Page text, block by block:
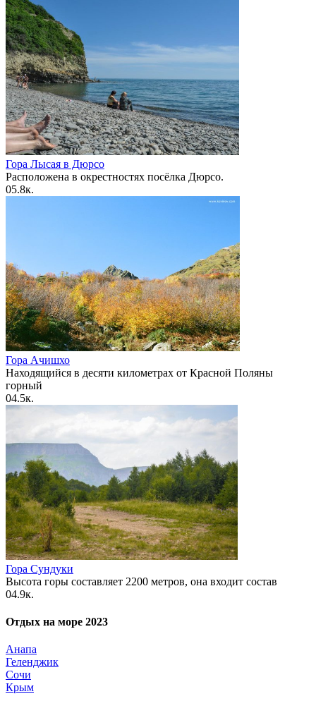
Гора Лысая в Дюрсо
Расположена в окрестностях посёлка Дюрсо.
05.8к.
Гора Ачишхо
Находящийся в десяти километрах от Красной Поляны
горный
04.5к.
Гора Сундуки
Высота горы составляет 2200 метров, она входит состав
04.9к.
Отдых на море 2023
Анапа
Геленджик
Сочи
Крым